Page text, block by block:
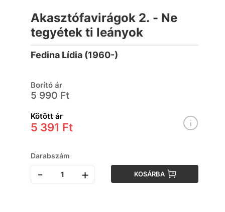
Akasztófavirágok 2. - Ne
tegyétek ti leányok
Fedina Lídia (1960-)
Borító ár
5 990 Ft
Kötött ár
5 391 Ft
Darabszám
- + KOSÁRBA